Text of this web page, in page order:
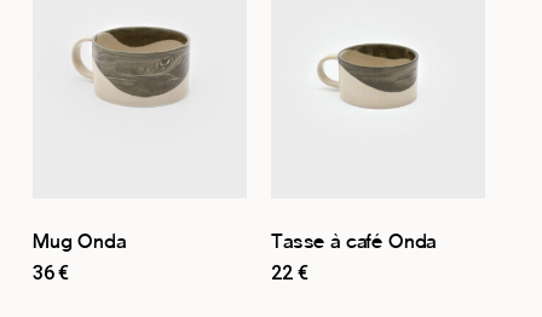
Mug Onda
36€
Tasse à café Onda
22 €